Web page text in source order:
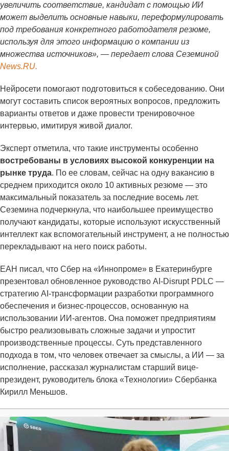
увеличить соответствие, кандидат с помощью ИИ
может выделить основные навыки, переформулировать
под требования конкретного работодателя резюме,
используя для этого информацию о компании из
множества источников», — передает слова Сеземиной
News.RU.
Нейросети помогают подготовиться к собеседованию. Они
могут составить список вероятных вопросов, предложить
варианты ответов и даже провести тренировочное
интервью, имитируя живой диалог.
Эксперт отметила, что такие инструменты особенно
востребованы в условиях высокой конкуренции на
рынке труда. По ее словам, сейчас на одну вакансию в
среднем приходится около 10 активных резюме — это
максимальный показатель за последние восемь лет.
Сеземина подчеркнула, что наибольшее преимущество
получают кандидаты, которые используют искусственный
интеллект как вспомогательный инструмент, а не полностью
перекладывают на него поиск работы.
ЕАН писал, что Сбер на «Иннопроме» в Екатеринбурге
презентовал обновленное руководство AI-Disrupt PDLC —
стратегию AI-трансформации разработки программного
обеспечения и бизнес-процессов, основанную на
использовании ИИ-агентов. Она поможет предприятиям
быстро реализовывать сложные задачи и упростит
производственные процессы. Суть представленного
подхода в том, что человек отвечает за смыслы, а ИИ — за
исполнение, рассказал журналистам старший вице-
президент, руководитель блока «Технологии» Сбербанка
Кирилл Меньшов.